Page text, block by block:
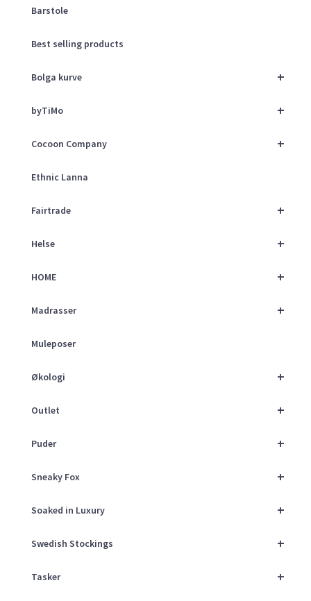
Barstole
Best selling products
+
Bolga kurve
+
byTiMo
+
Cocoon Company
Ethnic Lanna
+
Fairtrade
+
Helse
+
HOME
+
Madrasser
Muleposer
+
Økologi
+
Outlet
+
Puder
+
Sneaky Fox
+
Soaked in Luxury
+
Swedish Stockings
+
Tasker